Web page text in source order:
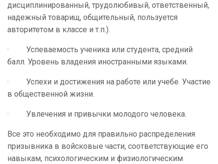
дисциплинированный, трудолюбивый, ответственный,
надежный товарищ, общительный, пользуется
авторитетом в классе и т.п.).
· Успеваемость ученика или студента, средний
балл. Уровень владения иностранными языками.
· Успехи и достижения на работе или учебе. Участие
в общественной жизни.
· Увлечения и привычки молодого человека.
Все это необходимо для правильно распределения
призывника в войсковые части, соответствующие его
навыкам, психологическим и физиологическим